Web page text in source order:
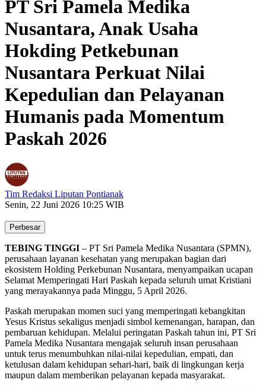
PT Sri Pamela Medika
Nusantara, Anak Usaha
Hokding Petkebunan
Nusantara Perkuat Nilai
Kepedulian dan Pelayanan
Humanis pada Momentum
Paskah 2026
Tim Redaksi Liputan Pontianak
Senin, 22 Juni 2026 10:25 WIB
Perbesar
TEBING TINGGI – PT Sri Pamela Medika Nusantara (SPMN),
perusahaan layanan kesehatan yang merupakan bagian dari
ekosistem Holding Perkebunan Nusantara, menyampaikan ucapan
Selamat Memperingati Hari Paskah kepada seluruh umat Kristiani
yang merayakannya pada Minggu, 5 April 2026.
Paskah merupakan momen suci yang memperingati kebangkitan
Yesus Kristus sekaligus menjadi simbol kemenangan, harapan, dan
pembaruan kehidupan. Melalui peringatan Paskah tahun ini, PT Sri
Pamela Medika Nusantara mengajak seluruh insan perusahaan
untuk terus menumbuhkan nilai-nilai kepedulian, empati, dan
ketulusan dalam kehidupan sehari-hari, baik di lingkungan kerja
maupun dalam memberikan pelayanan kepada masyarakat.